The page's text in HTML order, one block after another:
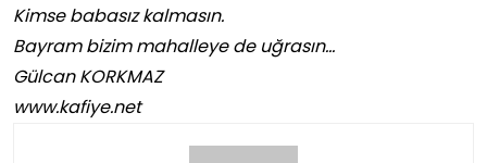
Kimse babasız kalmasın.
Bayram bizim mahalleye de uğrasın…
Gülcan KORKMAZ
www.kafiye.net